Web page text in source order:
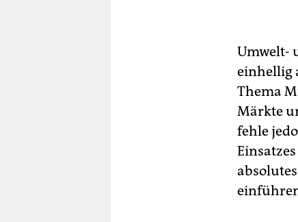
Umwelt-
einhellig
Thema
Märkte
fehle